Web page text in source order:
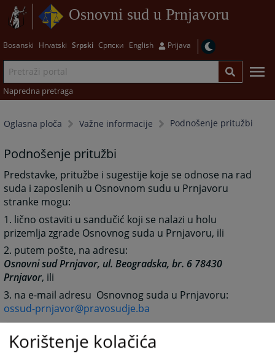
Osnovni sud u Prnjavoru
Bosanski Hrvatski Srpski Српски English Prijava
Napredna pretraga
Oglasna ploča Važne informacije Podnošenje pritužbi
Podnošenje pritužbi
Predstavke, pritužbe i sugestije koje se odnose na rad
suda i zaposlenih u Osnovnom sudu u Prnjavoru
stranke mogu:
1. lično ostaviti u sandučić koji se nalazi u holu
prizemlja zgrade Osnovnog suda u Prnjavoru, ili
2. putem pošte, na adresu:
Osnovni sud Prnjavor, ul. Beogradska, br. 6 78430
Prnjavor, ili
3. na e-mail adresu Osnovnog suda u Prnjavoru:
ossud-prnjavor@pravosudje.ba
4867 PREGLEDA
Korištenje kolačića